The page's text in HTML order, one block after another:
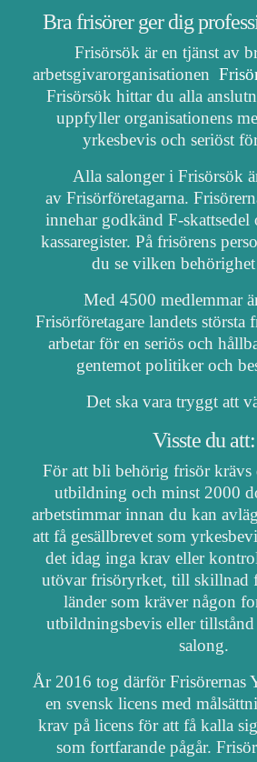
Bra frisörer ger dig
Frisörsök är en tjänst av
arbetsgivarorganisationen
Frisörsök hittar du alla
uppfyller organisationens
yrkesbevis och seriöst
Alla salonger i Frisörsök
av Frisörföretagarna.
innehar godkänd F-skattsedel
kassaregister. På frisörens
du se vilken behörighet
Med 4500 medlemmar
Frisörföretagare landets största
arbetar för en seriös och
gentemot politiker och
Det ska vara tryggt att
Visste du att:
För att bli behörig frisör krävs
utbildning och minst 2000
arbetstimmar innan du kan
att få gesällbrevet som
det idag inga krav eller
utövar frisöryrket, till skillnad
länder som kräver någon
utbildningsbevis eller
salong.
År 2016 tog därför Frisörernas
en svensk licens med
krav på licens för att få kalla
som fortfarande pågår.